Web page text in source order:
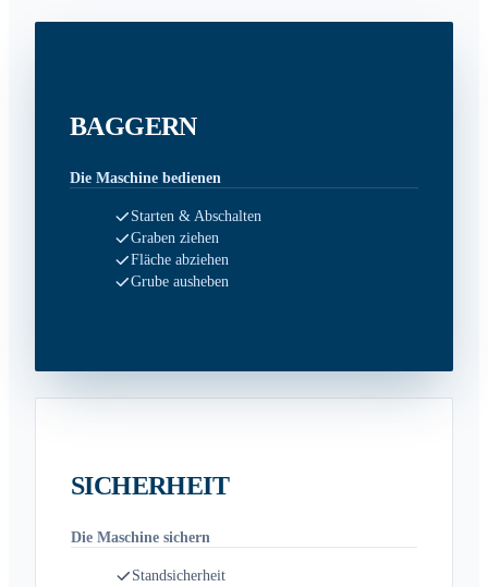
BAGGERN
Die Maschine bedienen
Starten & Abschalten
Graben ziehen
Fläche abziehen
Grube ausheben
SICHERHEIT
Die Maschine sichern
Standsicherheit